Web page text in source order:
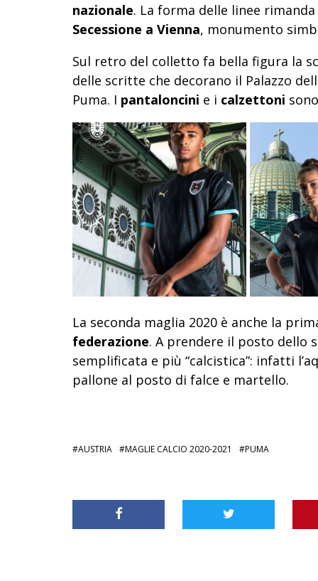
nazionale. La forma delle linee
Secessione a Vienna, monumento
Sul retro del colletto fa bella figura la
delle scritte che decorano il Palazzo
Puma. I pantaloncini e i calzettoni
La seconda maglia 2020 è anche la
federazione. A prendere il posto dello
semplificata e più “calcistica”: infatti
pallone al posto di falce e martello.
AUSTRIA MAGLIE CALCIO 2020-2021 PUMA